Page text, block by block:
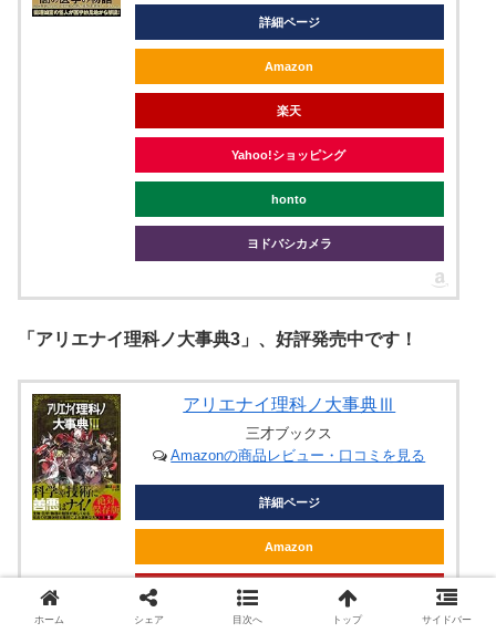
詳細ページ
Amazon
楽天
Yahoo!ショッピング
honto
ヨドバシカメラ
「アリエナイ理科ノ大事典3」、好評発売中です！
アリエナイ理科ノ大事典Ⅲ
三才ブックス
Amazonの商品レビュー・口コミを見る
詳細ページ
Amazon
ホーム シェア 目次へ トップ サイドバー